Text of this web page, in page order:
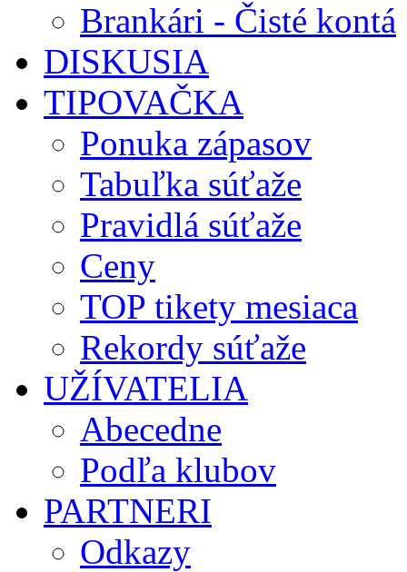
Brankári - Čisté kontá
DISKUSIA
TIPOVAČKA
Ponuka zápasov
Tabuľka súťaže
Pravidlá súťaže
Ceny
TOP tikety mesiaca
Rekordy súťaže
UŽÍVATELIA
Abecedne
Podľa klubov
PARTNERI
Odkazy